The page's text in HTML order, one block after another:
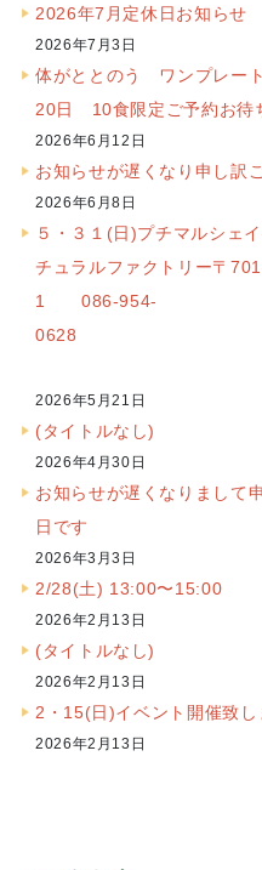
2026年7月定休日お知らせ
2026年7月3日
体がととのう ワ
20日 10食限定ご予約お待
2026年6月12日
お知らせが遅くなり申し訳
2026年6月8日
５・３１(日)プチマルシェ
チュラルファクトリー〒
1 086-954-
2026年5月21日
(タイトルなし)
2026年4月30日
お知らせが遅くなりまして
日です
2026年3月3日
2/28(土) 13:00〜15:00
2026年2月13日
(タイトルなし)
2026年2月13日
2・15(日)イベント開催致し
2026年2月13日